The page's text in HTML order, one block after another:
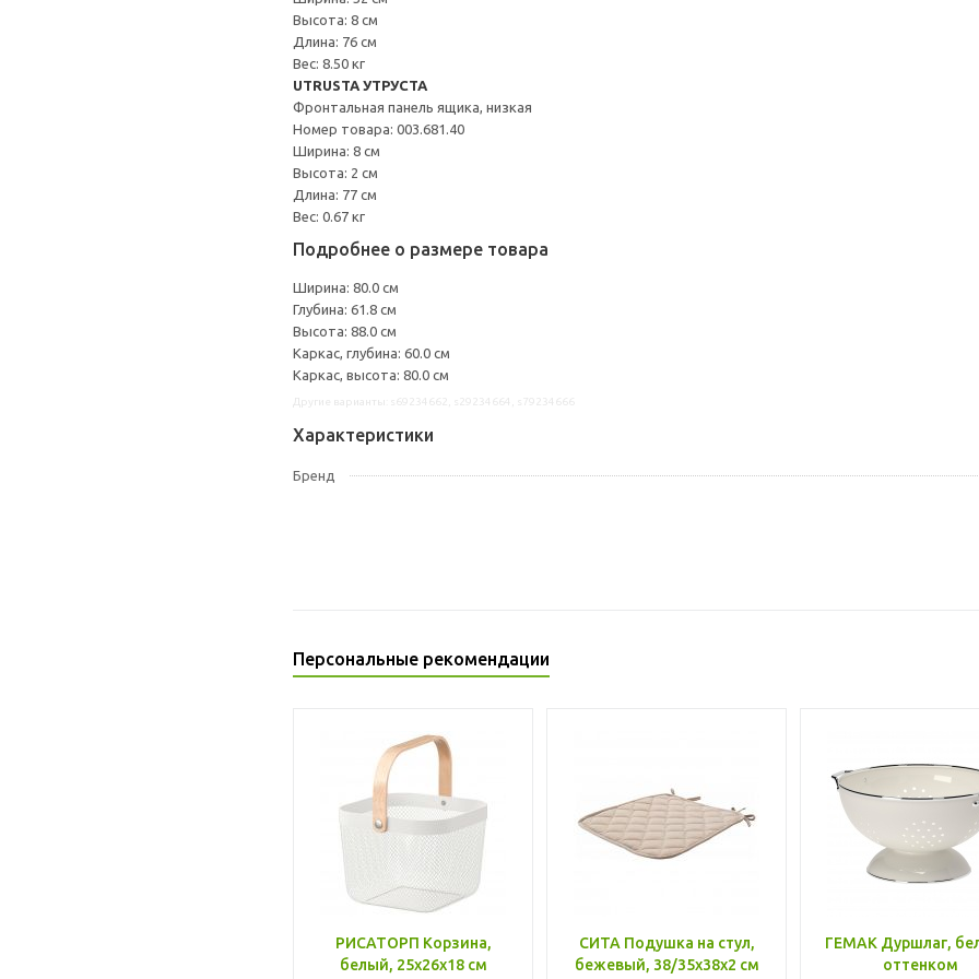
Высота: 8 см
Длина: 76 см
Вес: 8.50 кг
UTRUSTA УТРУСТА
Фронтальная панель ящика, низкая
Номер товара: 003.681.40
Ширина: 8 см
Высота: 2 см
Длина: 77 см
Вес: 0.67 кг
Подробнее о размере товара
Ширина: 80.0 см
Глубина: 61.8 см
Высота: 88.0 см
Каркас, глубина: 60.0 см
Каркас, высота: 80.0 см
Характеристики
Бренд
Персональные рекомендации
РИСАТОРП Корзина,
белый, 25x26x18 см
СИТА Подушка на стул,
бежевый, 38/35x38x2 см
ГЕМАК Дуршлаг,
оттенком